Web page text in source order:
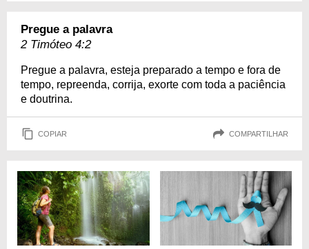
Pregue a palavra
2 Timóteo 4:2
Pregue a palavra, esteja preparado a tempo e fora de
tempo, repreenda, corrija, exorte com toda a paciência
e doutrina.
COPIAR COMPARTILHAR